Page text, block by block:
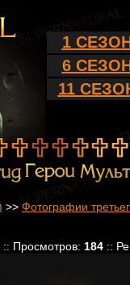
1
6
11
>> Фотографии
:: Просмотров: 184::